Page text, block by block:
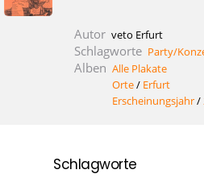
Autor veto Erfurt
Schlagworte Party/
Alben Alle Plakate
Orte/ Erfurt
Erscheinungsjahr/
Schlagworte